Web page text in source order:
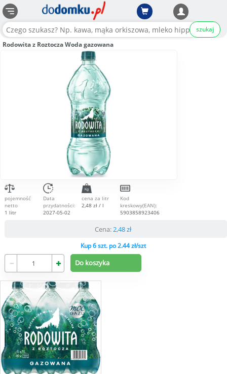
szukaj
Rodowita z Roztocza Woda gazowana
pojemność
netto
1 litr
Data
przydatności:
2027-05-02
cena za litr
2,48 zł / l
Kod
kreskowy(EAN):
5903858923406
Cena:2,48zł
Kup 6 szt. po 2.44 zł/szt